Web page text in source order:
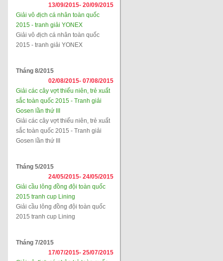
13/09/2015- 20/09/2015
Giải vô địch cá nhân toàn quốc
2015 - tranh giải YONEX
Giải vô địch cá nhân toàn quốc
2015 - tranh giải YONEX
Tháng 8/2015
02/08/2015- 07/08/2015
Giải các cây vợt thiếu niên, trẻ xuất
sắc toàn quốc 2015 - Tranh giải
Gosen lần thứ III
Giải các cây vợt thiếu niên, trẻ xuất
sắc toàn quốc 2015 - Tranh giải
Gosen lần thứ III
Tháng 5/2015
24/05/2015- 24/05/2015
Giải cầu lông đồng đội toàn quốc
2015 tranh cup Lining
Giải cầu lông đồng đội toàn quốc
2015 tranh cup Lining
Tháng 7/2015
17/07/2015- 25/07/2015